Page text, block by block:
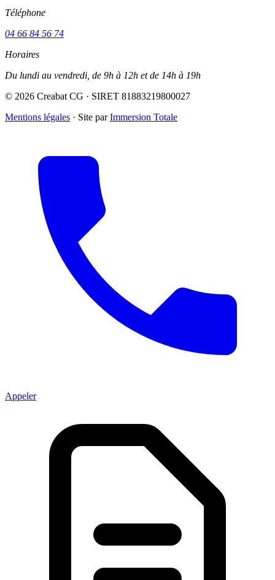
Téléphone
04 66 84 56 74
Horaires
Du lundi au vendredi, de 9h à 12h et de 14h à 19h
© 2026 Creabat CG · SIRET 81883219800027
Mentions légales · Site parImmersion Totale
Appeler